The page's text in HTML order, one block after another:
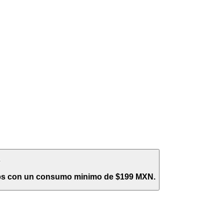
con un consumo minimo de $199 MXN.